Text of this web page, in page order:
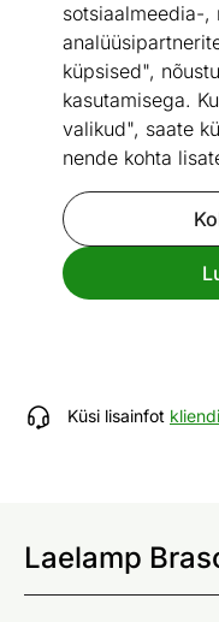
sotsiaalmeedia-,
küpsised",
kasutamisega.
valikud", saate
nende kohta
Laelamp
Küsi lisainfot
Laelamp